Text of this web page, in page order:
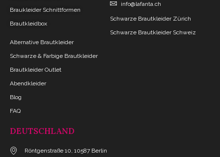
Braukleider Schnittformen
Brautkleidbox
Alternative Brautkleider
Schwarze & Farbige Brautkleider
Brautkleider Outlet
Abendkleider
Blog
FAQ
info@lafanta.ch
Schwarze Brautkleider Zürich
Schwarze Brautkleider Schweiz
DEUTSCHLAND
Röntgenstraße 10, 10587 Berlin